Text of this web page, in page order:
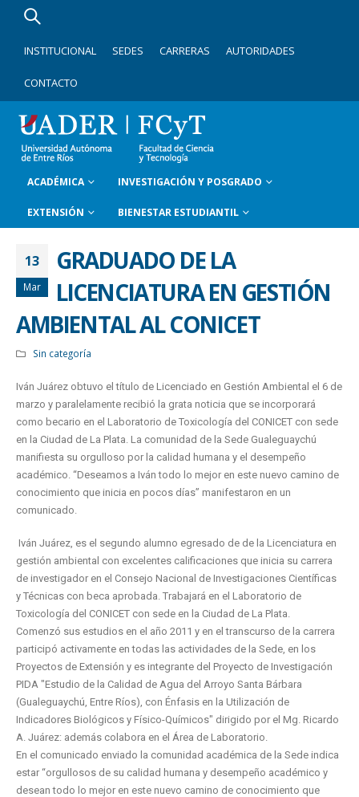
INSTITUCIONAL SEDES CARRERAS AUTORIDADES
CONTACTO
ACADÉMICA INVESTIGACIÓN Y POSGRADO
EXTENSIÓN BIENESTAR ESTUDIANTIL
13
Mar
GRADUADO DE LA
LICENCIATURA EN GESTIÓN
AMBIENTAL AL CONICET
Sin categoría
Iván Juárez obtuvo el título de Licenciado en Gestión Ambiental el 6 de
marzo y paralelamente recibió la grata noticia que se incorporará
como becario en el Laboratorio de Toxicología del CONICET con sede
en la Ciudad de La Plata. La comunidad de la Sede Gualeguaychú
manifiesta su orgulloso por la calidad humana y el desempeño
académico. “Deseamos a Iván todo lo mejor en este nuevo camino de
conocimiento que inicia en pocos días” manifestaron en un
comunicado.
Iván Juárez, es el segundo alumno egresado de de la Licenciatura en
gestión ambiental con excelentes calificaciones que inicia su carrera
de investigador en el Consejo Nacional de Investigaciones Científicas
y Técnicas con beca aprobada. Trabajará en el Laboratorio de
Toxicología del CONICET con sede en la Ciudad de La Plata.
Comenzó sus estudios en el año 2011 y en el transcurso de la carrera
participó activamente en todas las actividades de la Sede, en los
Proyectos de Extensión y es integrante del Proyecto de Investigación
PIDA "Estudio de la Calidad de Agua del Arroyo Santa Bárbara
(Gualeguaychú, Entre Ríos), con Énfasis en la Utilización de
Indicadores Biológicos y Físico-Químicos" dirigido por el Mg. Ricardo
A. Juárez: además colabora en el Área de Laboratorio.
En el comunicado enviado la comunidad académica de la Sede indica
estar “orgullosos de su calidad humana y desempeño académico y
desean todo lo mejor en este nuevo camino de conocimiento que